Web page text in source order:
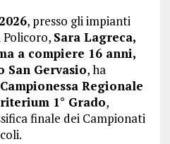
, presso gli impianti
Policoro, Sara Lagreca,
a compiere 16 anni,
Gervasio, ha
Campionessa Regionale
1° Grado,
finale dei Campionati